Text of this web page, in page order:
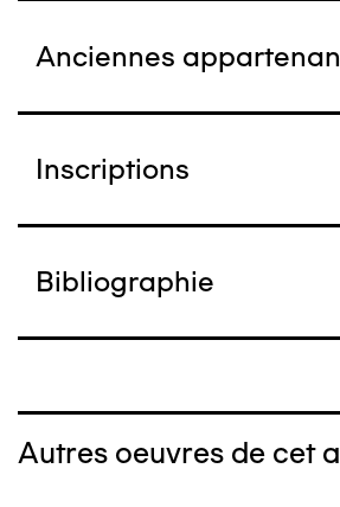
Anciennes
Inscriptions
Bibliographie
Autres oeuvres de cet